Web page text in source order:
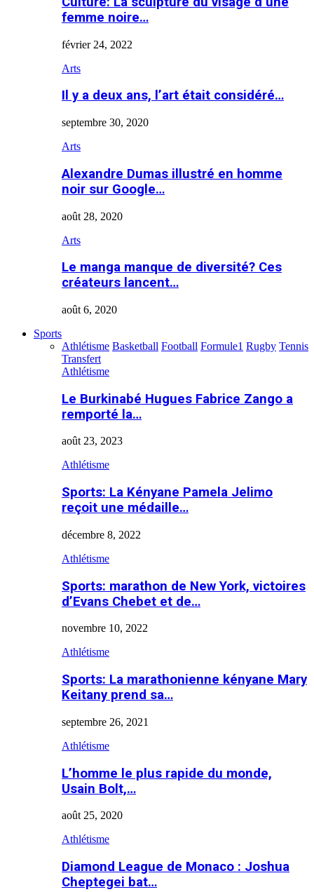
femme noire…
février 24, 2022
Arts
Il y a deux ans, l’art était considéré…
septembre 30, 2020
Arts
Alexandre Dumas illustré en homme
noir sur Google…
août 28, 2020
Arts
Le manga manque de diversité? Ces
créateurs lancent…
août 6, 2020
Sports
Athlétisme Basketball Football Formule1 Rugby Tennis
Transfert
Athlétisme
Le Burkinabé Hugues Fabrice Zango a
remporté la…
août 23, 2023
Athlétisme
Sports: La Kényane Pamela Jelimo
reçoit une médaille…
décembre 8, 2022
Athlétisme
Sports: marathon de New York, victoires
d’Evans Chebet et de…
novembre 10, 2022
Athlétisme
Sports: La marathonienne kényane Mary
Keitany prend sa…
septembre 26, 2021
Athlétisme
L’homme le plus rapide du monde,
Usain Bolt,…
août 25, 2020
Athlétisme
Diamond League de Monaco : Joshua
Cheptegei bat…